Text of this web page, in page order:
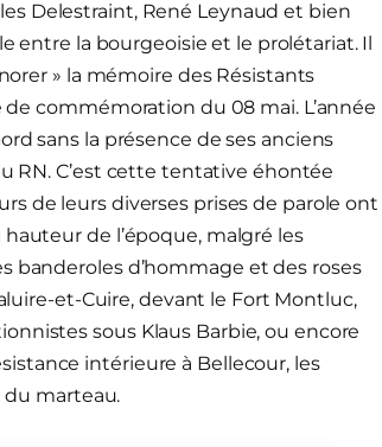
Delestraint, René Leynaud et bien
entre la bourgeoisie et le prolétariat. Il
» la mémoire des Résistants
commémoration du 08 mai. L’année
sans la présence de ses anciens
RN. C’est cette tentative éhontée
de leurs diverses prises de parole ont
hauteur de l’époque, malgré les
banderoles d’hommage et des roses
et-Cuire, devant le Fort Montluc,
sous Klaus Barbie, ou encore
intérieure à Bellecour, les
du marteau.